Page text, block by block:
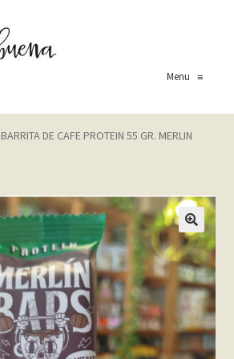
Menu≡
BARRITA DE CAFE PROTEIN 55 GR. MERLIN